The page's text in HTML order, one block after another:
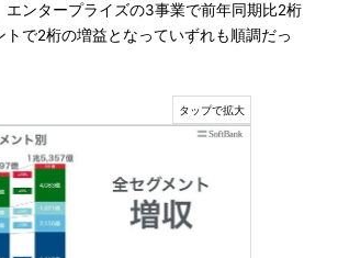
エンタープライズの3事業で前年同期比2桁
トで2桁の増益となっていずれも順調だっ